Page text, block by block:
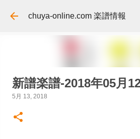
スキップしてメイン コン
chuya-online.com 楽譜情報
新譜楽譜-2018年05月
5月 13, 2018